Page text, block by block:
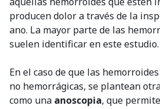
producen dolor a través de la
ano. La mayor parte de las
suelen identificar en este estudio.
En el caso de que las
no hemorrágicas, se plantean
como una anoscopia, que